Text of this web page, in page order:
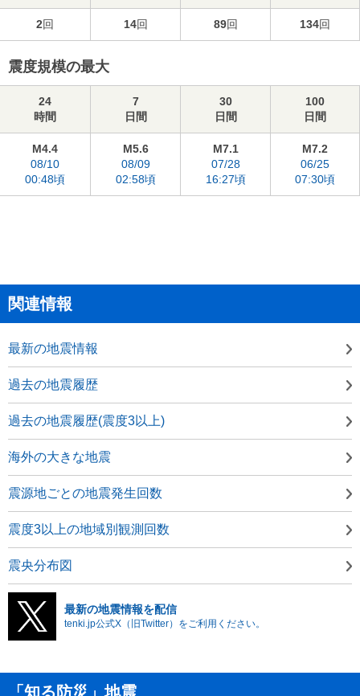
2回 14回 89回 134回
震度規模の最大
24
時間
7
日間
30
日間
100
日間
M4.4
08/10
00:48頃
M5.6
08/09
02:58頃
M7.1
07/28
16:27頃
M7.2
06/25
07:30頃
関連情報
最新の地震情報
過去の地震履歴
過去の地震履歴(震度3以上)
海外の大きな地震
震源地ごとの地震発生回数
震度3以上の地域別観測回数
震央分布図
最新の地震情報を配信
tenki.jp公式X（旧Twitter）をご利用ください。
「知る防災」地震